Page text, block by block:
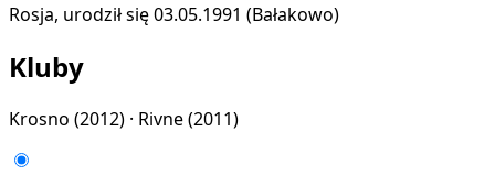
Rosja, urodził się 03.05.1991 (Bałakowo)
Kluby
Krosno (2012) · Rivne(2011)